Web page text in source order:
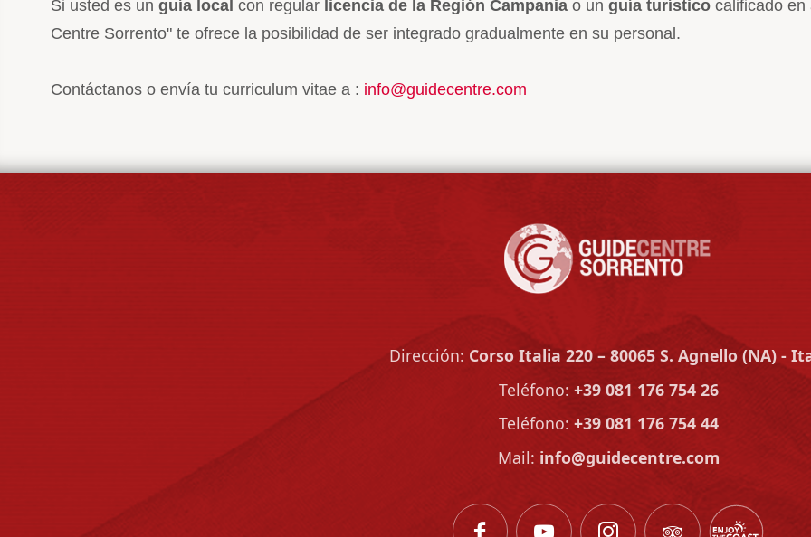
Si usted es un guía local con regular licencia de la Región Campania o un guía turístico calificado
Centre Sorrento" te ofrece la posibilidad de ser integrado gradualmente en su personal.
Contáctanos o envía tu curriculum vitae a : info@guidecentre.com
Dirección: Corso Italia 220–80065 S. Agnello (NA)-
Teléfono: +39 081 176 754 26
Teléfono: +39 081 176 754 44
Mail: info@guidecentre.com